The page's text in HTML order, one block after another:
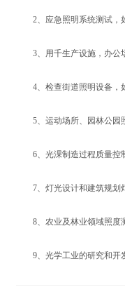
2、应急照明系统测试，
3、用千生产设施，办公
4、检查街道照明设备，
5、运动场所、园林公园
6、光淉制造过程质量控
7、灯光设计和建筑规划
8、农业及林业领域照度
9、光学工业的研究和开